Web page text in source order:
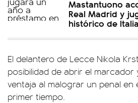
Mastantuono
Real Madrid y
histórico de
El delantero de Lecce Nikola
posibilidad de abrir el marcador
ventaja al malograr un penal en
primer tiempo.